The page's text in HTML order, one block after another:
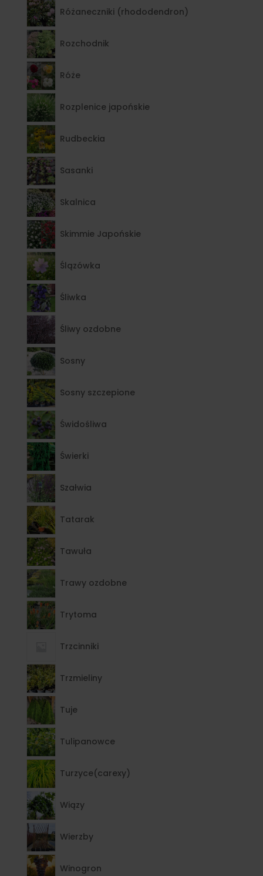
Różaneczniki (rhododendron)
Rozchodnik
Róże
Rozplenice japońskie
Rudbeckia
Sasanki
Skalnica
Skimmie Japońskie
Ślązówka
Śliwka
Śliwy ozdobne
Sosny
Sosny szczepione
Świdośliwa
Świerki
Szałwia
Tatarak
Tawuła
Trawy ozdobne
Trytoma
Trzcinniki
Trzmieliny
Tuje
Tulipanowce
Turzyce(carexy)
Wiązy
Wierzby
Winogron